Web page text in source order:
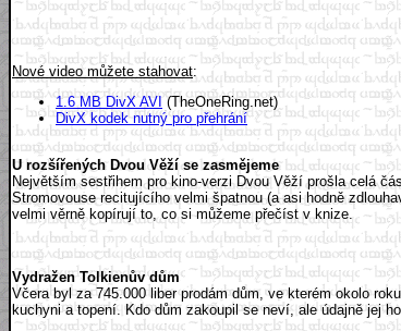
Nové video můžete stahovat:
1.6 MB DivX AVI(TheOneRing.net)
DivX kodek nutný pro přehrání
U rozšířených Dvou Věží se zasmějeme
Největším sestřihem pro kino-verzi Dvou Věží prošla celá
Stromovouse recitujícího velmi špatnou (a asi hodně
velmi věrně kopírují to, co si můžeme přečíst v knize.
Vydražen Tolkienův dům
Včera byl za 745.000 liber prodám dům, ve kterém okolo
kuchyni a topení. Kdo dům zakoupil se neví, ale údajně jej